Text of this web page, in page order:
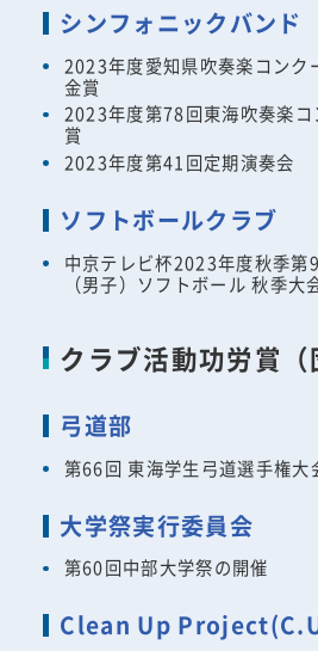
シンフォニックバンド
2023年度愛知県吹奏楽コンク
金賞
2023年度第78回東海吹奏楽
賞
2023年度第41回定期演奏会
ソフトボールクラブ
中京テレビ杯2023年度秋季第
（男子）ソフトボール 秋季大
クラブ活動功労賞（
弓道部
第66回 東海学生弓道選手権大
大学祭実行委員会
第60回中部大学祭の開催
Clean Up